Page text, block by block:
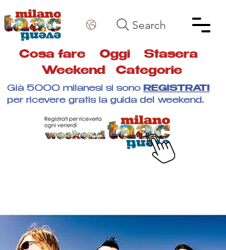
Search
Cosa fare Oggi Stasera
Weekend
Categorie
Già 5000 milanesi si sono REGISTRATI
per ricevere gratis la guida del weekend.